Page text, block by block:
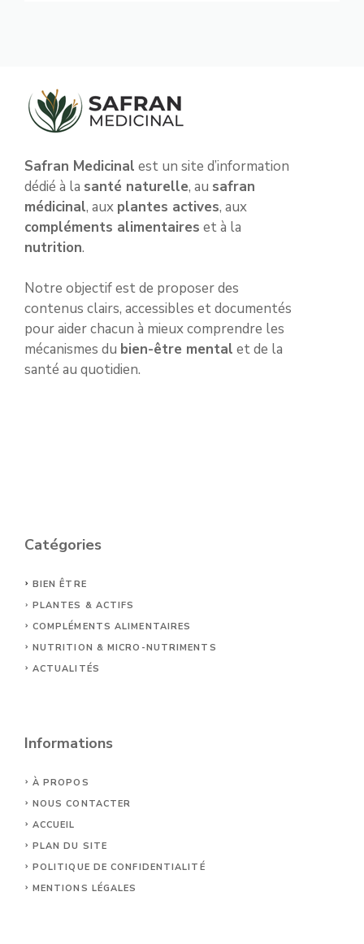
Safran Medicinal est un site d’information
dédié à la santé naturelle, au safran
médicinal, aux plantes actives, aux
compléments alimentaires et à la
nutrition.
Notre objectif est de proposer des
contenus clairs, accessibles et documentés
pour aider chacun à mieux comprendre les
mécanismes du bien-être mental et de la
santé au quotidien.
Catégories
BIEN ÊTRE
PLANTES & ACTIFS
COMPLÉMENTS ALIMENTAIRES
NUTRITION & MICRO-NUTRIMENTS
ACTUALITÉS
Informations
À PROPOS
NOUS CONTACTER
ACCUEIL
PLAN DU SITE
POLITIQUE DE CONFIDENTIALITÉ
MENTIONS LÉGALES